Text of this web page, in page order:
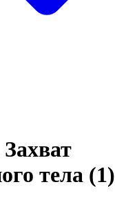
тела (1)